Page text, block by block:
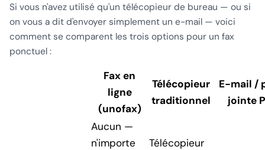
Si vous n'avez utilisé qu'un télécopieur de bureau — ou si
on vous a dit d'envoyer simplement un e-mail — voici
comment se comparent les trois options pour un fax
ponctuel :
Fax en
ligne
(unofax)
Télécopieur
traditionnel
E-mail /
jointe
Aucun —
n'importe
Télécopieur